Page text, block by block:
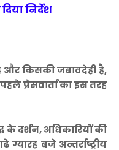
निर्देश
और किसकी जबावदेही है,
प्रेसवार्ता का इस तरह
दर्शन, अधिकारियों की
बजे अन्तर्राष्ट्रीय